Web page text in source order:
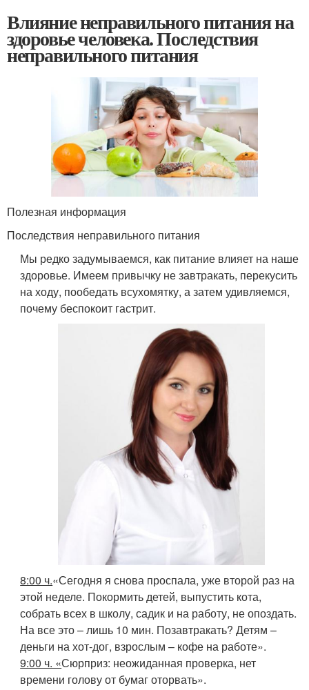
Влияние неправильного питания на
здоровье человека. Последствия
неправильного питания
Полезная информация
Последствия неправильного питания
Мы редко задумываемся, как питание влияет на наше
здоровье. Имеем привычку не завтракать, перекусить
на ходу, пообедать всухомятку, а затем удивляемся,
почему беспокоит гастрит.
8:00 ч.«Сегодня я снова проспала, уже второй раз на
этой неделе. Покормить детей, выпустить кота,
собрать всех в школу, садик и на работу, не опоздать.
На все это – лишь 10 мин. Позавтракать? Детям –
деньги на хот-дог, взрослым – кофе на работе».
9:00 ч. «Сюрприз: неожиданная проверка, нет
времени голову от бумаг оторвать».